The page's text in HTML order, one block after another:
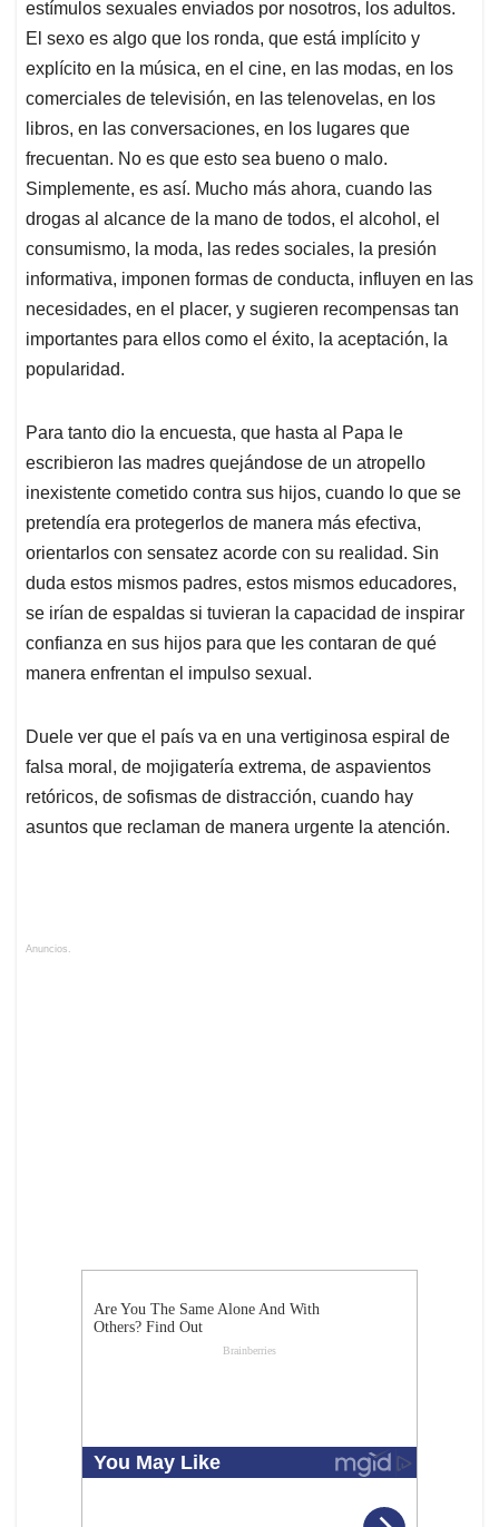
estímulos sexuales enviados por nosotros, los adultos.
El sexo es algo que los ronda, que está implícito y
explícito en la música, en el cine, en las modas, en los
comerciales de televisión, en las telenovelas, en los
libros, en las conversaciones, en los lugares que
frecuentan. No es que esto sea bueno o malo.
Simplemente, es así. Mucho más ahora, cuando las
drogas al alcance de la mano de todos, el alcohol, el
consumismo, la moda, las redes sociales, la presión
informativa, imponen formas de conducta, influyen en las
necesidades, en el placer, y sugieren recompensas tan
importantes para ellos como el éxito, la aceptación, la
popularidad.
Para tanto dio la encuesta, que hasta al Papa le
escribieron las madres quejándose de un atropello
inexistente cometido contra sus hijos, cuando lo que se
pretendía era protegerlos de manera más efectiva,
orientarlos con sensatez acorde con su realidad. Sin
duda estos mismos padres, estos mismos educadores,
se irían de espaldas si tuvieran la capacidad de inspirar
confianza en sus hijos para que les contaran de qué
manera enfrentan el impulso sexual.
Duele ver que el país va en una vertiginosa espiral de
falsa moral, de mojigatería extrema, de aspavientos
retóricos, de sofismas de distracción, cuando hay
asuntos que reclaman de manera urgente la atención.
Anuncios.